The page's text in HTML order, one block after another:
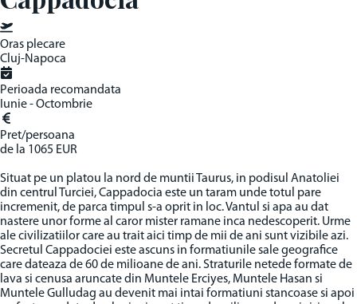
Oras plecare
Cluj-Napoca
Perioada recomandata
Iunie - Octombrie
Pret/persoana
de la 1065 EUR
Situat pe un platou la nord de muntii Taurus, in podisul Anatoliei
din centrul Turciei, Cappadocia este un taram unde totul pare
incremenit, de parca timpul s-a oprit in loc. Vantul si apa au dat
nastere unor forme al caror mister ramane inca nedescoperit. Urme
ale civilizatiilor care au trait aici timp de mii de ani sunt vizibile azi.
Secretul Cappadociei este ascuns in formatiunile sale geografice
care dateaza de 60 de milioane de ani. Straturile netede formate de
lava si cenusa aruncate din Muntele Erciyes, Muntele Hasan si
Muntele Gulludag au devenit mai intai formatiuni stancoase si apoi